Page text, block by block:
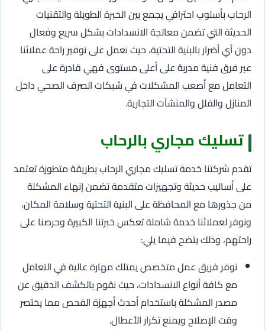
الرحاب بأسلوب احترافي يجمع بين الخبرة الطويلة والتقنيات
الحديثة التي تضمن معالجة الانسدادات بشكل سريع وفعال
دون أي أضرار بالبنية التحتية، حيث نعمل على توفير راحة عملائنا
عبر فرق فنية مدربة على أعلى مستوى فهي قادرة على
التعامل مع أصعب المشكلات في شبكات الصرف الصحي داخل
المنازل والفلل والمنشآت التجارية.
تسليك مجاري بالرحاب
تقدم شركتنا خدمة تسليك مجاري الرحاب بطريقة متطورة تعتمد
على أساليب حديثة وتجهيزات متقدمة تضمن إنهاء المشكلة
من جذورها مع المحافظة على البنية التحتية وسلامة المكان،
ونوفر لعملائنا خدمة شاملة تعكس خبرتنا الكبيرة وحرصنا على
راحتهم، وذلك يتضح فيما يلي:
نوفر فريق عمل متخصص يمتلك مهارة عالية في التعامل
مع كافة أنواع الانسدادات، حيث نقوم بالكشف الدقيق عن
مصدر المشكلة باستخدام أحدث أجهزة الفحص مما يختصر
وقت الإصلاح ويمنع تكرار الأعطال.